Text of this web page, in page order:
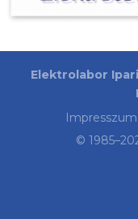
Elektrolabor
Impresszum
© 1985–